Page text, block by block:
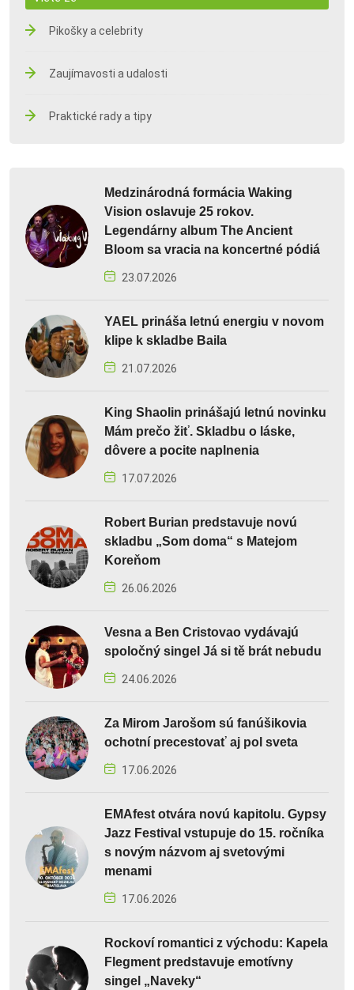
Pikošky a celebrity
Zaujímavosti a udalosti
Praktické rady a tipy
Medzinárodná formácia Waking
Vision oslavuje 25 rokov.
Legendárny album The Ancient
Bloom sa vracia na koncertné pódiá
23.07.2026
YAEL prináša letnú energiu v novom
klipe k skladbe Baila
21.07.2026
King Shaolin prinášajú letnú novinku
Mám prečo žiť. Skladbu o láske,
dôvere a pocite naplnenia
17.07.2026
Robert Burian predstavuje novú
skladbu „Som doma“ s Matejom
Koreňom
26.06.2026
Vesna a Ben Cristovao vydávajú
spoločný singel Já si tě brát nebudu
24.06.2026
Za Mirom Jarošom sú fanúšikovia
ochotní precestovať aj pol sveta
17.06.2026
EMAfest otvára novú kapitolu. Gypsy
Jazz Festival vstupuje do 15. ročníka
s novým názvom aj svetovými
menami
17.06.2026
Rockoví romantici z východu: Kapela
Flegment predstavuje emotívny
singel „Naveky“